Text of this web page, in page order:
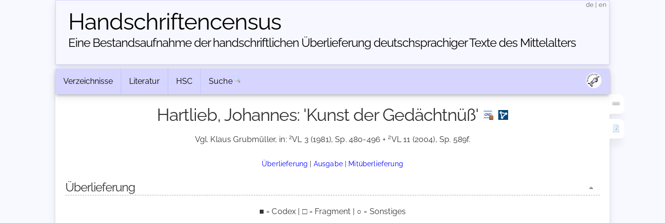
Handschriften­census
Eine Bestandsaufnahme der handschriftlichen Über­lieferung deutschsprachiger Texte des Mittelalters
de en
Verzeichnisse Literatur HSC Suche
Hartlieb, Johannes: 'Kunst der Gedächtnüß'
Vgl. Klaus Grubmüller, in: 2VL 3 (1981), Sp. 480-496 +2VL 11 (2004), Sp. 589f.
Überlieferung | Ausgabe| Mitüberlieferung
Überlieferung
■ = Codex | □ = Fragment | ○ = Sonstiges